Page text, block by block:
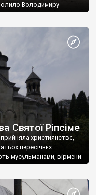
Володимиру
імператору Василю ІІ, та
Василем-християнином.
Херсонесу Таврійського
Святої Ріпсіме
християнство,
пересічних
мусульманами, вірмени